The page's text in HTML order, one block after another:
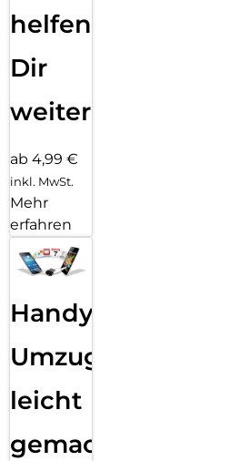
helfen
Dir
weiter
ab 4,99 €
inkl. MwSt.
Mehr
erfahren
Handy
Umzug
leicht
gemacht!